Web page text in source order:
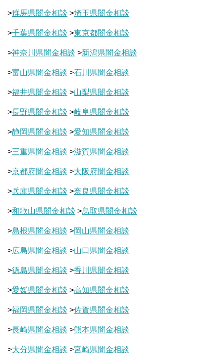
>群馬県闇金相談 >埼玉県闇金相談
>千葉県闇金相談 >東京都闇金相談
>神奈川県闇金相談 >新潟県闇金相談
>富山県闇金相談 >石川県闇金相談
>福井県闇金相談 >山梨県闇金相談
>長野県闇金相談 >岐阜県闇金相談
>静岡県闇金相談 >愛知県闇金相談
>三重県闇金相談 >滋賀県闇金相談
>京都府闇金相談 >大阪府闇金相談
>兵庫県闇金相談 >奈良県闇金相談
>和歌山県闇金相談 >鳥取県闇金相談
>島根県闇金相談 >岡山県闇金相談
>広島県闇金相談 >山口県闇金相談
>徳島県闇金相談 >香川県闇金相談
>愛媛県闇金相談 >高知県闇金相談
>福岡県闇金相談 >佐賀県闇金相談
>長崎県闇金相談 >熊本県闇金相談
>大分県闇金相談 >宮崎県闇金相談